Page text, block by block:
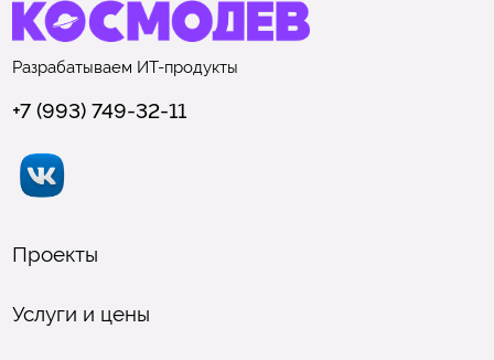
Разрабатываем ИТ-продукты
+7 (993) 749-32-11
Проекты
Услуги и цены